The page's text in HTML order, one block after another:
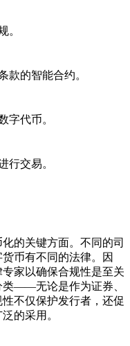
。
款的智能合约。
字代币。
行交易。
的关键方面。不同的司
币有不同的法律。因
家以确保合规性是至关
类——无论是作为证券、
不仅保护发行者，还促
的采用。